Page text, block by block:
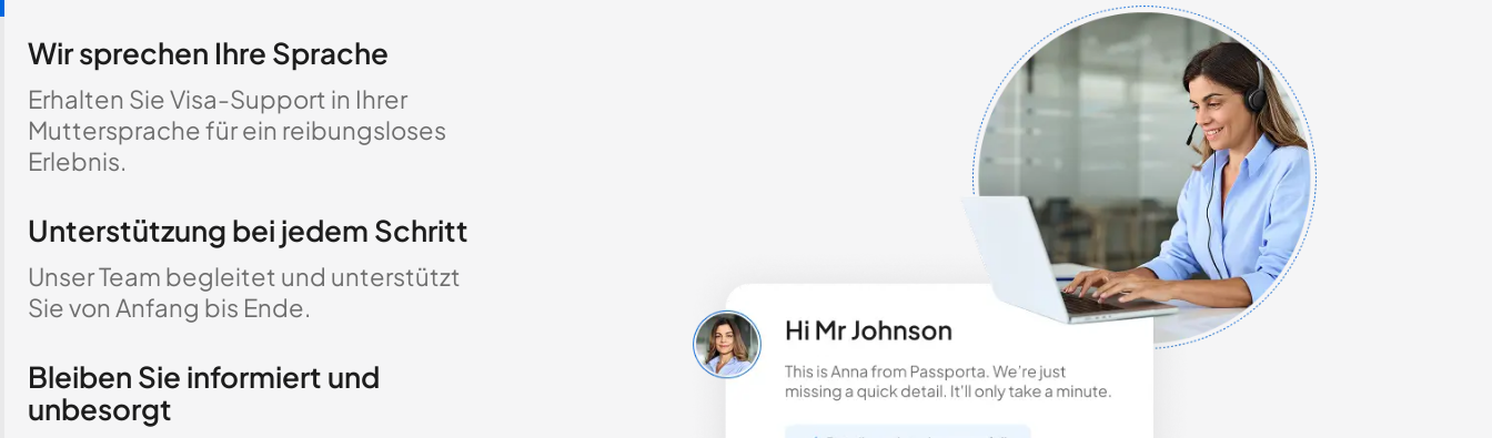
Wir sprechen Ihre Sprache
Erhalten Sie Visa-Support in Ihrer
Muttersprache für ein reibungsloses
Erlebnis.
Unterstützung bei jedem Schritt
Unser Team begleitet und unterstützt
Sie von Anfang bis Ende.
Bleiben Sie informiert und
unbesorgt